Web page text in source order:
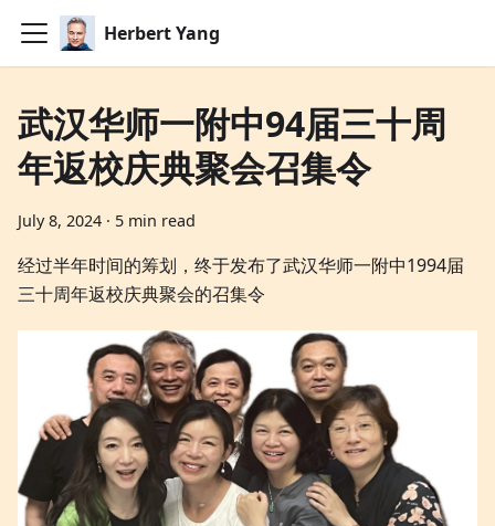
Herbert Yang
武汉华师一附中94届三十周
年返校庆典聚会召集令
July 8, 2024 · 5 min read
经过半年时间的筹划，终于发布了武汉华师一附中1994届
三十周年返校庆典聚会的召集令